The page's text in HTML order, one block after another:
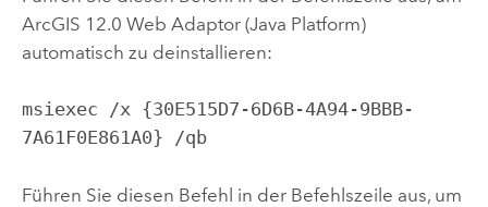
ArcGIS 12.0 Web Adaptor (Java Platform)
automatisch zu deinstallieren:
msiexec /x {30E515D7-6D6B-4A94-9BBB-
7A61F0E861A0} /qb
Führen Sie diesen Befehl in der Befehlszeile aus, um